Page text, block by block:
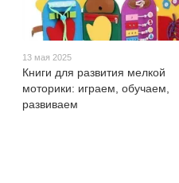
13 мая 2025
Книги для развития мелкой
моторики: играем, обучаем,
развиваем